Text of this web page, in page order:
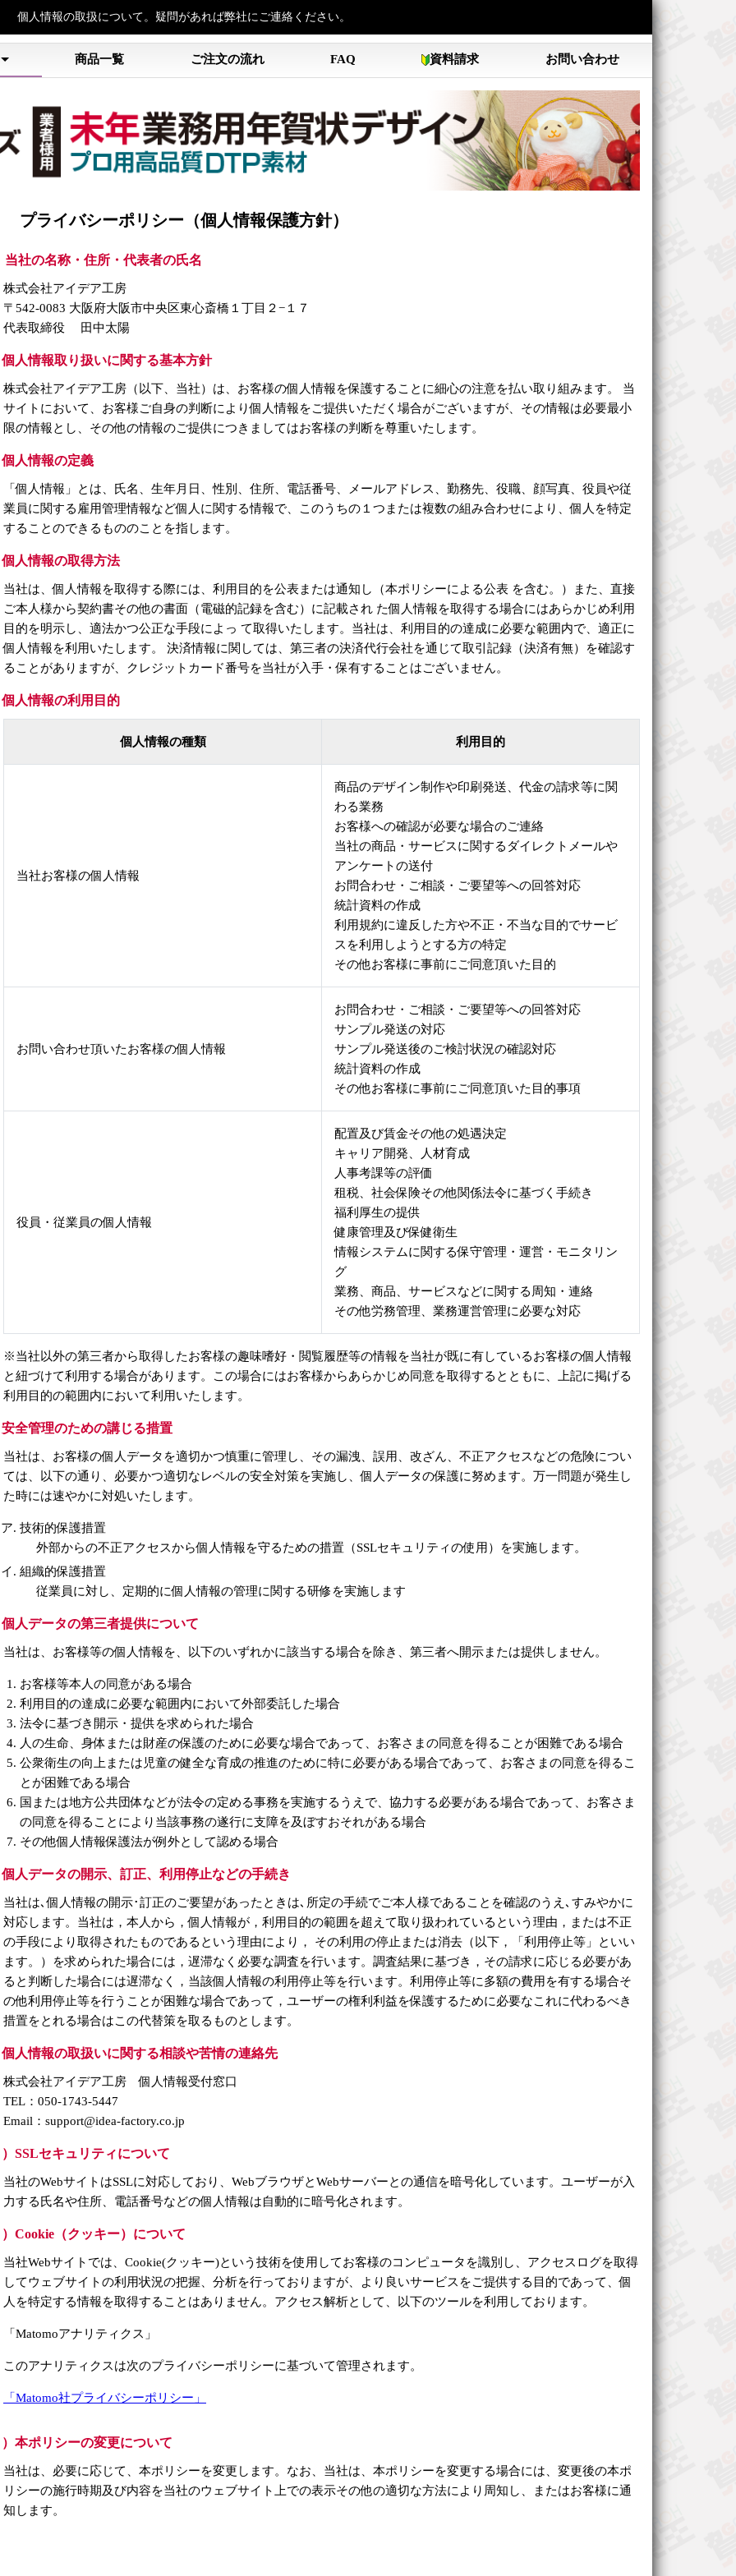
個人情報の取扱について。疑問があれば弊社にご連絡ください。
商品一覧 ご注文の流れ FAQ 資料請求 お問い合わせ
プライバシーポリシー（個人情報保護方針）
当社の名称・住所・代表者の氏名
株式会社アイデア工房
〒542-0083 大阪府大阪市中央区東心斎橋１丁目２−１７
代表取締役 田中太陽
人情報取り扱いに関する基本方針
株式会社アイデア工房（以下、当社）は、お客様の個人情報を保護することに細心の注意を払い取り組みます。 当
サイトにおいて、お客様ご自身の判断により個人情報をご提供いただく場合がございますが、その情報は必要最小
限の情報とし、その他の情報のご提供につきましてはお客様の判断を尊重いたします。
人情報の定義
「個人情報」とは、氏名、生年月日、性別、住所、電話番号、メールアドレス、勤務先、役職、顔写真、役員や従
業員に関する雇用管理情報など個人に関する情報で、このうちの１つまたは複数の組み合わせにより、個人を特定
することのできるもののことを指します。
人情報の取得方法
当社は、個人情報を取得する際には、利用目的を公表または通知し（本ポリシーによる公表 を含む。）また、直接
ご本人様から契約書その他の書面（電磁的記録を含む）に記載され た個人情報を取得する場合にはあらかじめ利用
目的を明示し、適法かつ公正な手段によっ て取得いたします。当社は、利用目的の達成に必要な範囲内で、適正に
個人情報を利用いたします。 決済情報に関しては、第三者の決済代行会社を通じて取引記録（決済有無）を確認す
ることがありますが、クレジットカード番号を当社が入手・保有することはございません。
人情報の利用目的
個人情報の種類 利用目的
当社お客様の個人情報
商品のデザイン制作や印刷発送、代金の請求等に関
わる業務
お客様への確認が必要な場合のご連絡
当社の商品・サービスに関するダイレクトメールや
アンケートの送付
お問合わせ・ご相談・ご要望等への回答対応
統計資料の作成
利用規約に違反した方や不正・不当な目的でサービ
スを利用しようとする方の特定
その他お客様に事前にご同意頂いた目的
お問い合わせ頂いたお客様の個人情報
お問合わせ・ご相談・ご要望等への回答対応
サンプル発送の対応
サンプル発送後のご検討状況の確認対応
統計資料の作成
その他お客様に事前にご同意頂いた目的事項
役員・従業員の個人情報
配置及び賃金その他の処遇決定
キャリア開発、人材育成
人事考課等の評価
租税、社会保険その他関係法令に基づく手続き
福利厚生の提供
健康管理及び保健衛生
情報システムに関する保守管理・運営・モニタリン
グ
業務、商品、サービスなどに関する周知・連絡
その他労務管理、業務運営管理に必要な対応
※当社以外の第三者から取得したお客様の趣味嗜好・閲覧履歴等の情報を当社が既に有しているお客様の個人情報
と紐づけて利用する場合があります。この場合にはお客様からあらかじめ同意を取得するとともに、上記に掲げる
利用目的の範囲内において利用いたします。
全管理のための講じる措置
当社は、お客様の個人データを適切かつ慎重に管理し、その漏洩、誤用、改ざん、不正アクセスなどの危険につい
ては、以下の通り、必要かつ適切なレベルの安全対策を実施し、個人データの保護に努めます。万一問題が発生し
た時には速やかに対処いたします。
技術的保護措置
外部からの不正アクセスから個人情報を守るための措置（SSLセキュリティの使用）を実施します。
組織的保護措置
従業員に対し、定期的に個人情報の管理に関する研修を実施します
人データの第三者提供について
当社は、お客様等の個人情報を、以下のいずれかに該当する場合を除き、第三者へ開示または提供しません。
お客様等本人の同意がある場合
利用目的の達成に必要な範囲内において外部委託した場合
法令に基づき開示・提供を求められた場合
人の生命、身体または財産の保護のために必要な場合であって、お客さまの同意を得ることが困難である場合
公衆衛生の向上または児童の健全な育成の推進のために特に必要がある場合であって、お客さまの同意を得るこ
とが困難である場合
国または地方公共団体などが法令の定める事務を実施するうえで、協力する必要がある場合であって、お客さま
の同意を得ることにより当該事務の遂行に支障を及ぼすおそれがある場合
その他個人情報保護法が例外として認める場合
人データの開示、訂正、利用停止などの手続き
当社は､個人情報の開示･訂正のご要望があったときは､所定の手続でご本人様であることを確認のうえ､すみやかに
対応します。当社は，本人から，個人情報が，利用目的の範囲を超えて取り扱われているという理由，または不正
の手段により取得されたものであるという理由により， その利用の停止または消去（以下，「利用停止等」といい
ます。）を求められた場合には，遅滞なく必要な調査を行います。調査結果に基づき，その請求に応じる必要があ
ると判断した場合には遅滞なく，当該個人情報の利用停止等を行います。利用停止等に多額の費用を有する場合そ
の他利用停止等を行うことが困難な場合であって，ユーザーの権利利益を保護するために必要なこれに代わるべき
措置をとれる場合はこの代替策を取るものとします。
人情報の取扱いに関する相談や苦情の連絡先
株式会社アイデア工房 個人情報受付窓口
TEL：050-1743-5447
Email：support@idea-factory.co.jp
SSLセキュリティについて
当社のWebサイトはSSLに対応しており、WebブラウザとWebサーバーとの通信を暗号化しています。ユーザーが入
力する氏名や住所、電話番号などの個人情報は自動的に暗号化されます。
Cookie（クッキー）について
当社Webサイトでは、Cookie(クッキー)という技術を使用してお客様のコンピュータを識別し、アクセスログを取得
してウェブサイトの利用状況の把握、分析を行っておりますが、より良いサービスをご提供する目的であって、個
人を特定する情報を取得することはありません。アクセス解析として、以下のツールを利用しております。
「Matomoアナリティクス」
このアナリティクスは次のプライバシーポリシーに基づいて管理されます。
「Matomo社プライバシーポリシー」
本ポリシーの変更について
当社は、必要に応じて、本ポリシーを変更します。なお、当社は、本ポリシーを変更する場合には、変更後の本ポ
リシーの施行時期及び内容を当社のウェブサイト上での表示その他の適切な方法により周知し、またはお客様に通
知します。